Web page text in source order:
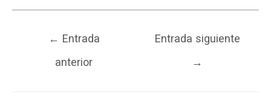
← Entrada
anterior
Entrada siguiente
→